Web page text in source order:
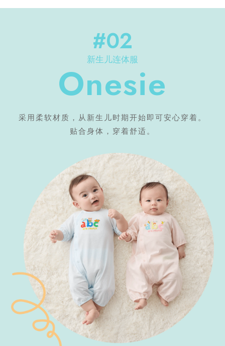
#02
新生儿连体服
Onesie
采用柔软材质，从新生儿时期开始即可安心穿着。
贴合身体，穿着舒适。